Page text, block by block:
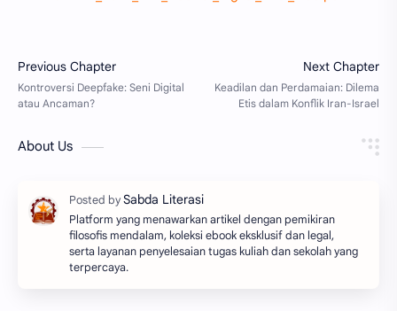
About Us
Platform yang menawarkan artikel dengan pemikiran
filosofis mendalam, koleksi ebook eksklusif dan legal,
serta layanan penyelesaian tugas kuliah dan sekolah yang
terpercaya.